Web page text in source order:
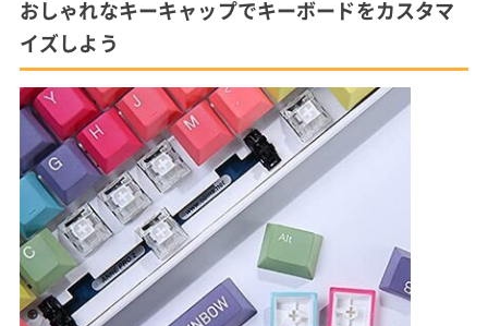
おしゃれなキーキャップでキーボードをカスタマ
イズしよう